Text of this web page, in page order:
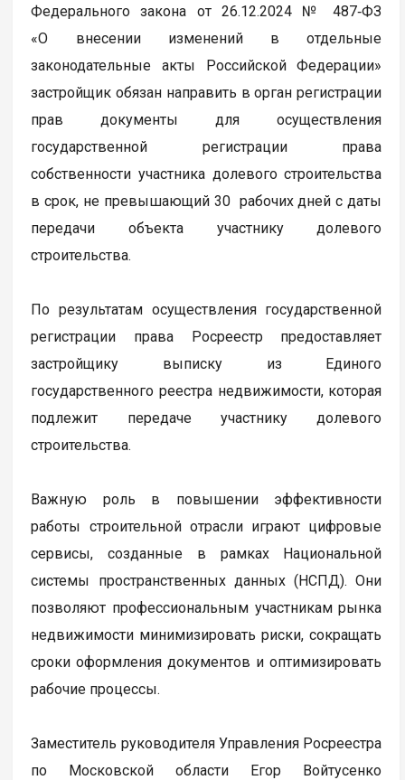
Федерального закона от 26.12.2024 № 487‑ФЗ
«О внесении изменений в отдельные
законодательные акты Российской Федерации»
застройщик обязан направить в орган регистрации
прав документы для осуществления
государственной регистрации права
собственности участника долевого строительства
в срок, не превышающий 30 рабочих дней с даты
передачи объекта участнику долевого
строительства.
По результатам осуществления государственной
регистрации права Росреестр предоставляет
застройщику выписку из Единого
государственного реестра недвижимости, которая
подлежит передаче участнику долевого
строительства.
Важную роль в повышении эффективности
работы строительной отрасли играют цифровые
сервисы, созданные в рамках Национальной
системы пространственных данных (НСПД). Они
позволяют профессиональным участникам рынка
недвижимости минимизировать риски, сокращать
сроки оформления документов и оптимизировать
рабочие процессы.
Заместитель руководителя Управления Росреестра
по Московской области Егор Войтусенко